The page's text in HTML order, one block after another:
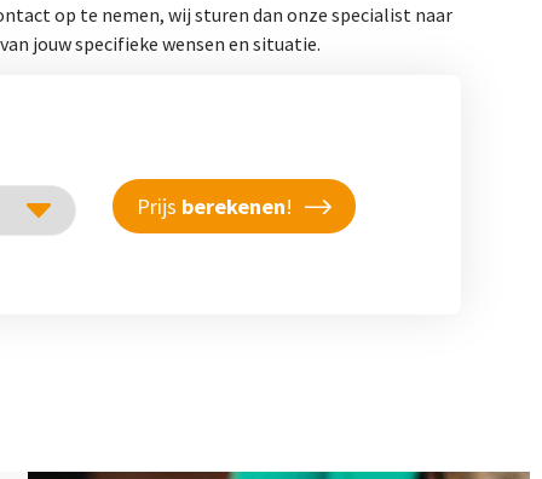
op te nemen, wij sturen dan onze specialist naar
jouw specifieke wensen en situatie.
Prijs berekenen!